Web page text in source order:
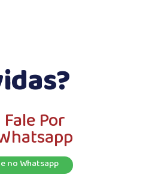
Fale Por
no Whatsapp